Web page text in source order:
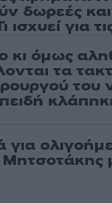
δωρεές και
ισχυεί για
κι όμως
τα
του
για
Μητσοτάκης